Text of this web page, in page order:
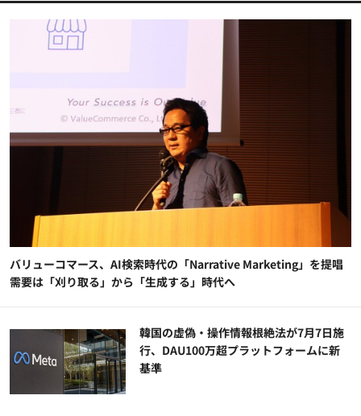
バリューコマース、AI検索時代の「Narrative Marketing」を提唱
需要は「刈り取る」から「生成する」時代へ
韓国の虚偽・操作情報根絶法が7月7日施
行、DAU100万超プラットフォームに新
基準